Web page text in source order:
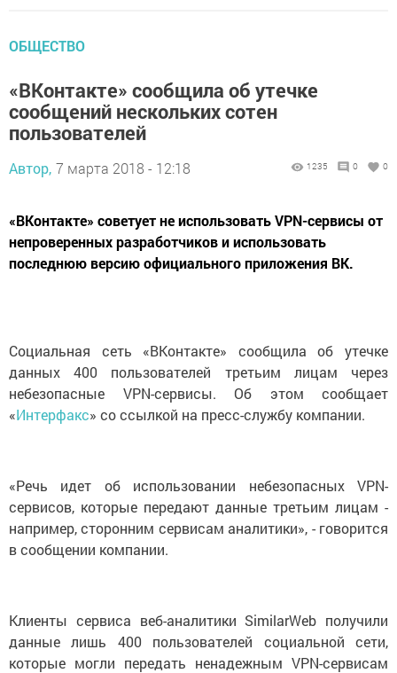
ОБЩЕСТВО
«ВКонтакте» сообщила об утечке
сообщений нескольких сотен
пользователей
Автор, 7 марта 2018 - 12:18 1235 0 0
«ВКонтакте» советует не использовать VPN-сервисы от
непроверенных разработчиков и использовать
последнюю версию официального приложения ВК.
Социальная сеть «ВКонтакте» сообщила об утечке
данных 400 пользователей третьим лицам через
небезопасные VPN-сервисы. Об этом сообщает
«Интерфакс» со ссылкой на пресс-службу компании.
«Речь идет об использовании небезопасных VPN-
сервисов, которые передают данные третьим лицам -
например, сторонним сервисам аналитики», - говорится
в сообщении компании.
Клиенты сервиса веб-аналитики SimilarWeb получили
данные лишь 400 пользователей социальной сети,
которые могли передать ненадежным VPN-сервисам